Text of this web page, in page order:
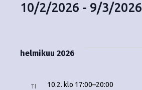
10/2/2026 - 9/3/2026
i
helmikuu 2026
TI 10.2. klo 17:00–20:00